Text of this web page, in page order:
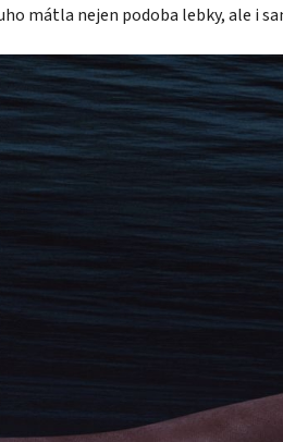
mátla nejen podoba lebky, ale i